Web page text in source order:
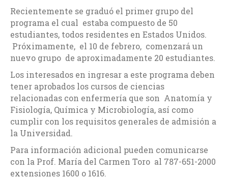
Recientemente se graduó el primer grupo del
programa el cual estaba compuesto de 50
estudiantes, todos residentes en Estados Unidos.
Próximamente, el 10 de febrero, comenzará un
nuevo grupo de aproximadamente 20 estudiantes.
Los interesados en ingresar a este programa deben
tener aprobados los cursos de ciencias
relacionadas con enfermería que son Anatomía y
Fisiología, Química y Microbiología, así como
cumplir con los requisitos generales de admisión a
la Universidad.
Para información adicional pueden comunicarse
con la Prof. María del Carmen Toro al 787-651-2000
extensiones 1600 o 1616.